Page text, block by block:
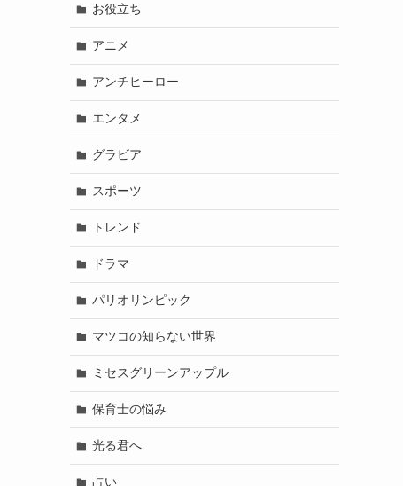
お役立ち
アニメ
アンチヒーロー
エンタメ
グラビア
スポーツ
トレンド
ドラマ
パリオリンピック
マツコの知らない世界
ミセスグリーンアップル
保育士の悩み
光る君へ
占い